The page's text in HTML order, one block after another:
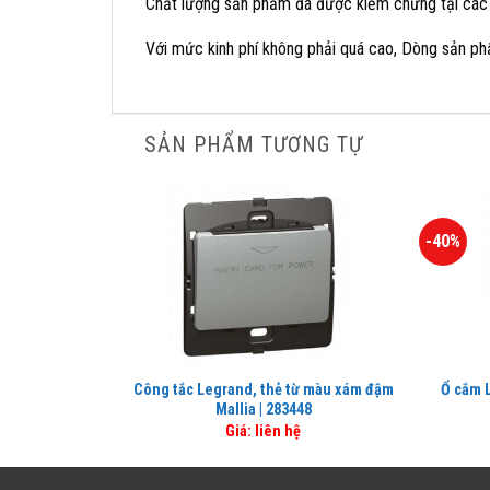
Với mức kinh phí không phải quá cao, Dòng sản
SẢN PHẨM TƯƠNG TỰ
Công tắc Legrand, thẻ từ màu xám đậm
Mallia | 283448
Giá: liên hệ
-40%
Ổ cắm